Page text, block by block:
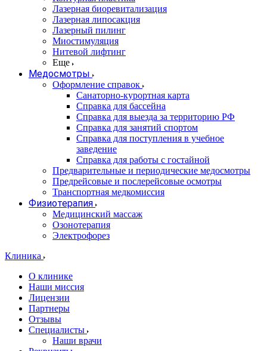
Лазерная биоревитализация
Лазерная липосакция
Лазерный пилинг
Миостимуляция
Нитевой лифтинг
Еще
Медосмотры
Оформление справок
Санаторно-курортная карта
Справка для бассейна
Справка для выезда за территорию РФ
Справка для занятий спортом
Справка для поступления в учебное
заведение
Справка для работы с гостайной
Предварительные и периодические медосмотры
Предрейсовые и послерейсовые осмотры
Транспортная медкомиссия
Физиотерапия
Медицинский массаж
Озонотерапия
Электрофорез
Клиника
О клинике
Наши миссия
Лицензии
Партнеры
Отзывы
Специалисты
Наши врачи